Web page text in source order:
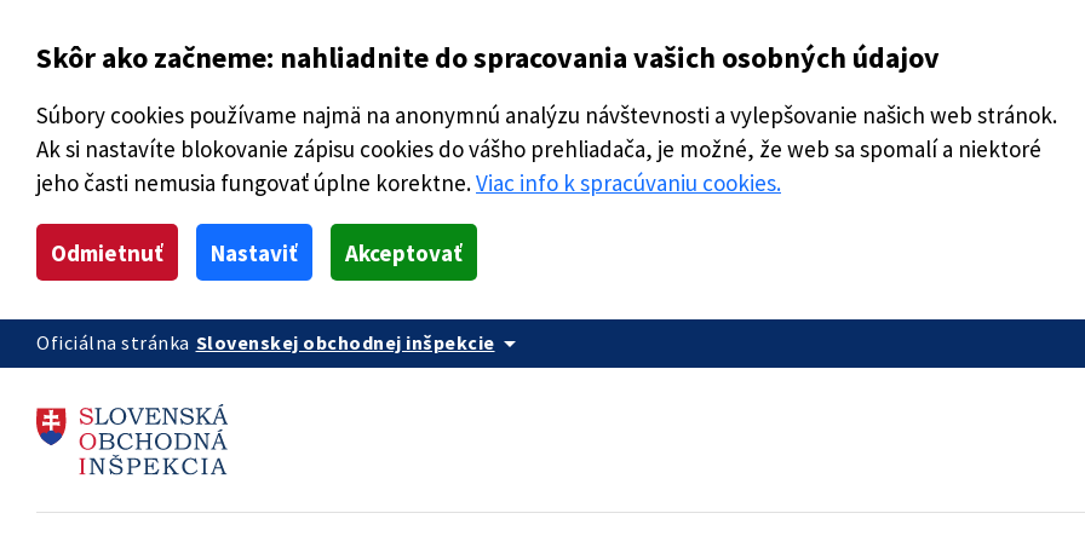
Skôr ako začneme: nahliadnite do spracovania vašich osobných údajov
Súbory cookies používame najmä na anonymnú analýzu návštevnosti a vylepšovanie našich web stránok.
Ak si nastavíte blokovanie zápisu cookies do vášho prehliadača, je možné, že web sa spomalí a niektoré
jeho časti nemusia fungovať úplne korektne.Viac info k spracúvaniu cookies.
Odmietnuť Nastaviť Akceptovať
Oficiálna stránka Slovenskej obchodnej inšpekciearrow_drop_down